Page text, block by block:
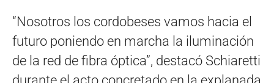
“Nosotros los cordobeses vamos hacia el
futuro poniendo en marcha la iluminación
de la red de fibra óptica”, destacó Schiaretti